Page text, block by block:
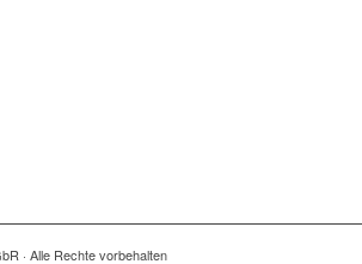
· Alle Rechte vorbehalten